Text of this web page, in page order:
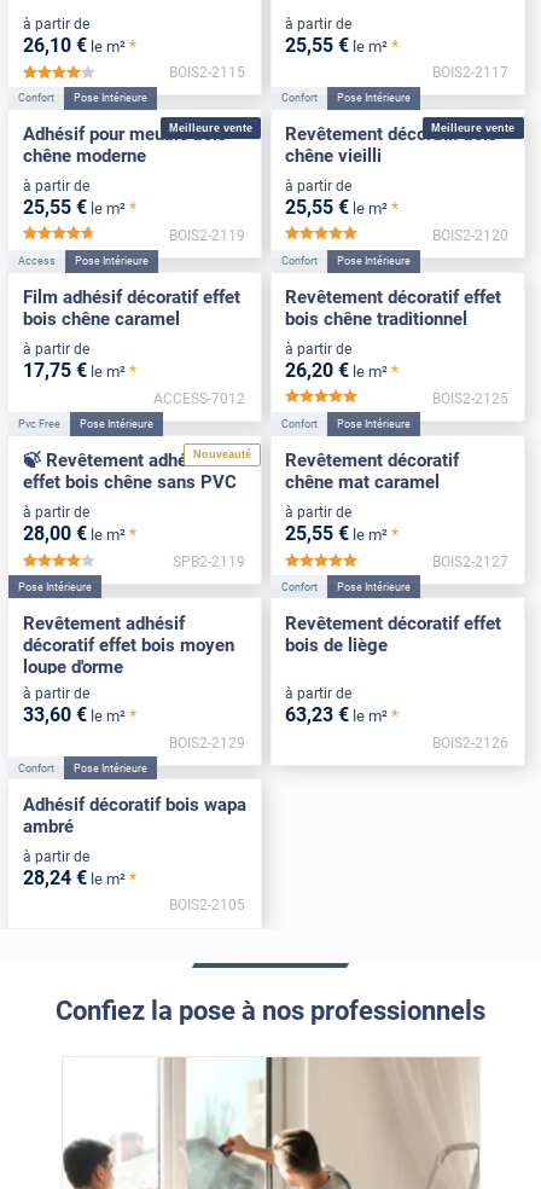
à partir de
26,10 € le m² *
*****
BOIS2-2115
à partir de
25,55 € le m² *
BOIS2-2117
Meilleure vente
Confort Pose Intérieure
Adhésif pour meuble bois
chêne moderne
à partir de
25,55 € le m² *
*****
BOIS2-2119
Meilleure vente
Confort Pose Intérieure
Revêtement décoratif bois
chêne vieilli
à partir de
25,55 € le m² *
BOIS2-2120
Access Pose Intérieure
Film adhésif décoratif effet
bois chêne caramel
à partir de
17,75 € le m² *
ACCESS-7012
Confort Pose Intérieure
Revêtement décoratif effet
bois chêne traditionnel
à partir de
26,20 € le m² *
BOIS2-2125
Nouveauté
Pvc Free Pose Intérieure
🍃 Revêtement adhésif
effet bois chêne sans PVC
à partir de
28,00 € le m² *
*****
SPB2-2119
Confort Pose Intérieure
Revêtement décoratif
chêne mat caramel
à partir de
25,55 € le m² *
BOIS2-2127
Pose Intérieure
Revêtement adhésif
décoratif effet bois moyen
loupe d'orme
à partir de
33,60 € le m² *
BOIS2-2129
Confort Pose Intérieure
Revêtement décoratif effet
bois de liège
à partir de
63,23 € le m² *
BOIS2-2126
Confort Pose Intérieure
Adhésif décoratif bois wapa
ambré
à partir de
28,24 € le m² *
BOIS2-2105
Confiez la pose à nos professionnels